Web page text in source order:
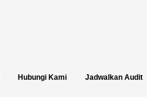
Hubungi Kami Jadwalkan Audit